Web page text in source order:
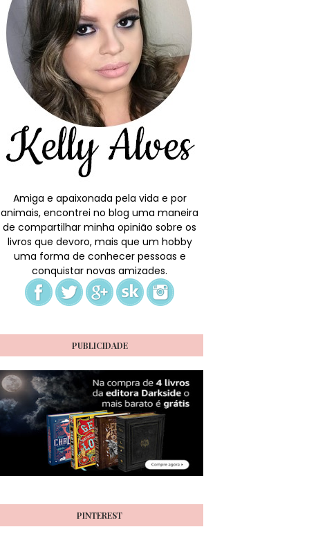
Amiga e apaixonada pela vida e por
animais, encontrei no blog uma maneira
de compartilhar minha opinião sobre os
livros que devoro, mais que um hobby
uma forma de conhecer pessoas e
conquistar novas amizades.
PUBLICIDADE
PINTEREST